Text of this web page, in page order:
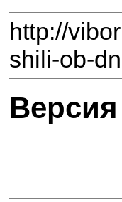
http://
shili-ob-